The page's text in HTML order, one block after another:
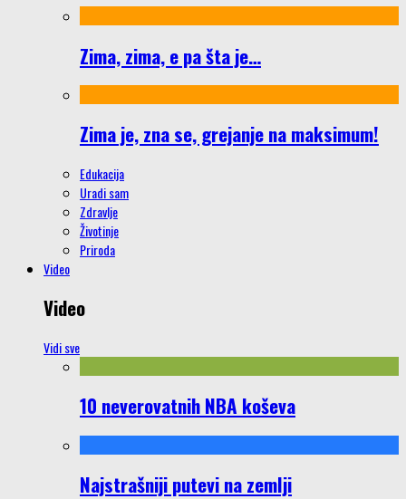
Zima, zima, e pa šta je…
Zima je, zna se, grejanje na maksimum!
Edukacija
Uradi sam
Zdravlje
Životinje
Priroda
Video
Video
Vidi sve
10 neverovatnih NBA koševa
Najstrašniji putevi na zemlji